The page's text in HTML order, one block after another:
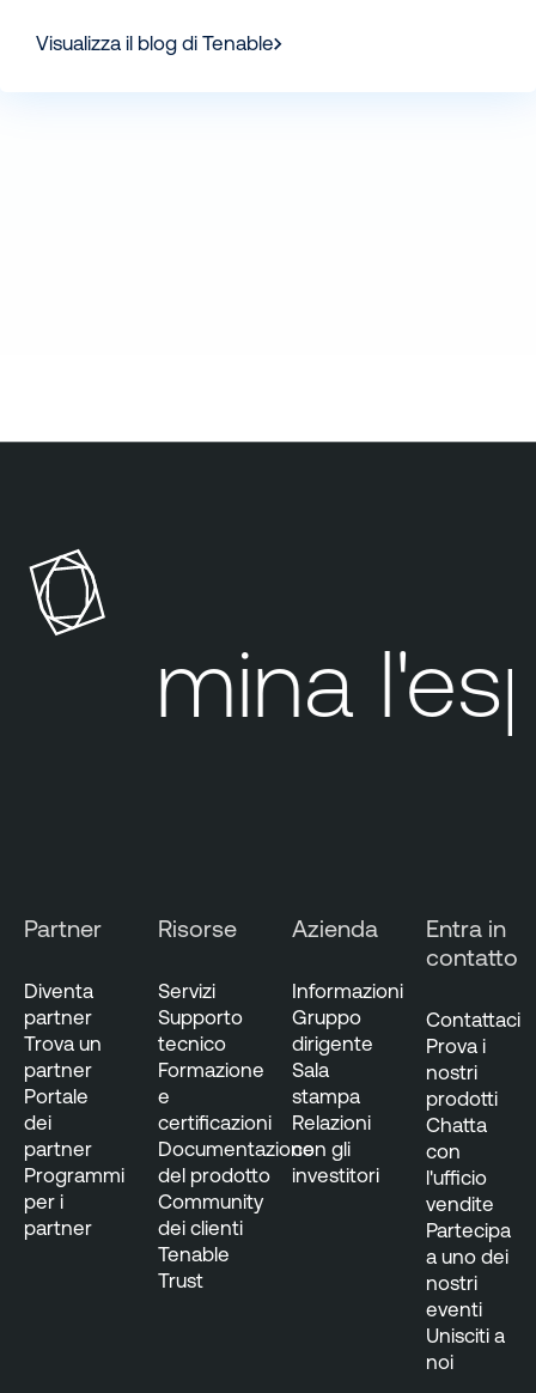
Visualizza il blog di Tenable
Elimina
Partner
Diventa
partner
Trova un
partner
Portale
dei
partner
Programmi
per i
partner
Risorse
Servizi
Supporto
tecnico
Formazione
e
certificazioni
Documentazione
del prodotto
Community
dei clienti
Tenable
Trust
Azienda
Informazioni
Gruppo
dirigente
Sala
stampa
Relazioni
con gli
investitori
Entra in
contatto
Contattaci
Prova i
nostri
prodotti
Chatta
con
l'ufficio
vendite
Partecipa
a uno dei
nostri
eventi
Unisciti a
noi